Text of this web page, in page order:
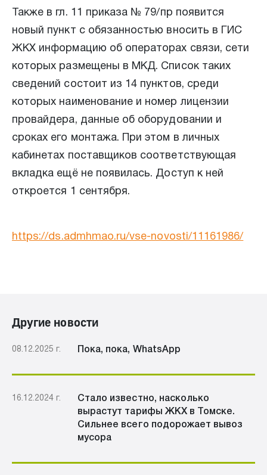
Также в гл. 11 приказа № 79/пр появится
новый пункт с обязанностью вносить в ГИС
ЖКХ информацию об операторах связи, сети
которых размещены в МКД. Список таких
сведений состоит из 14 пунктов, среди
которых наименование и номер лицензии
провайдера, данные об оборудовании и
сроках его монтажа. При этом в личных
кабинетах поставщиков соответствующая
вкладка ещё не появилась. Доступ к ней
откроется 1 сентября.
https://ds.admhmao.ru/vse-novosti/11161986/
Другие новости
08.12.2025 г. Пока, пока, WhatsApp
16.12.2024 г.
Стало известно, насколько
вырастут тарифы ЖКХ в Томске.
Сильнее всего подорожает вывоз
мусора